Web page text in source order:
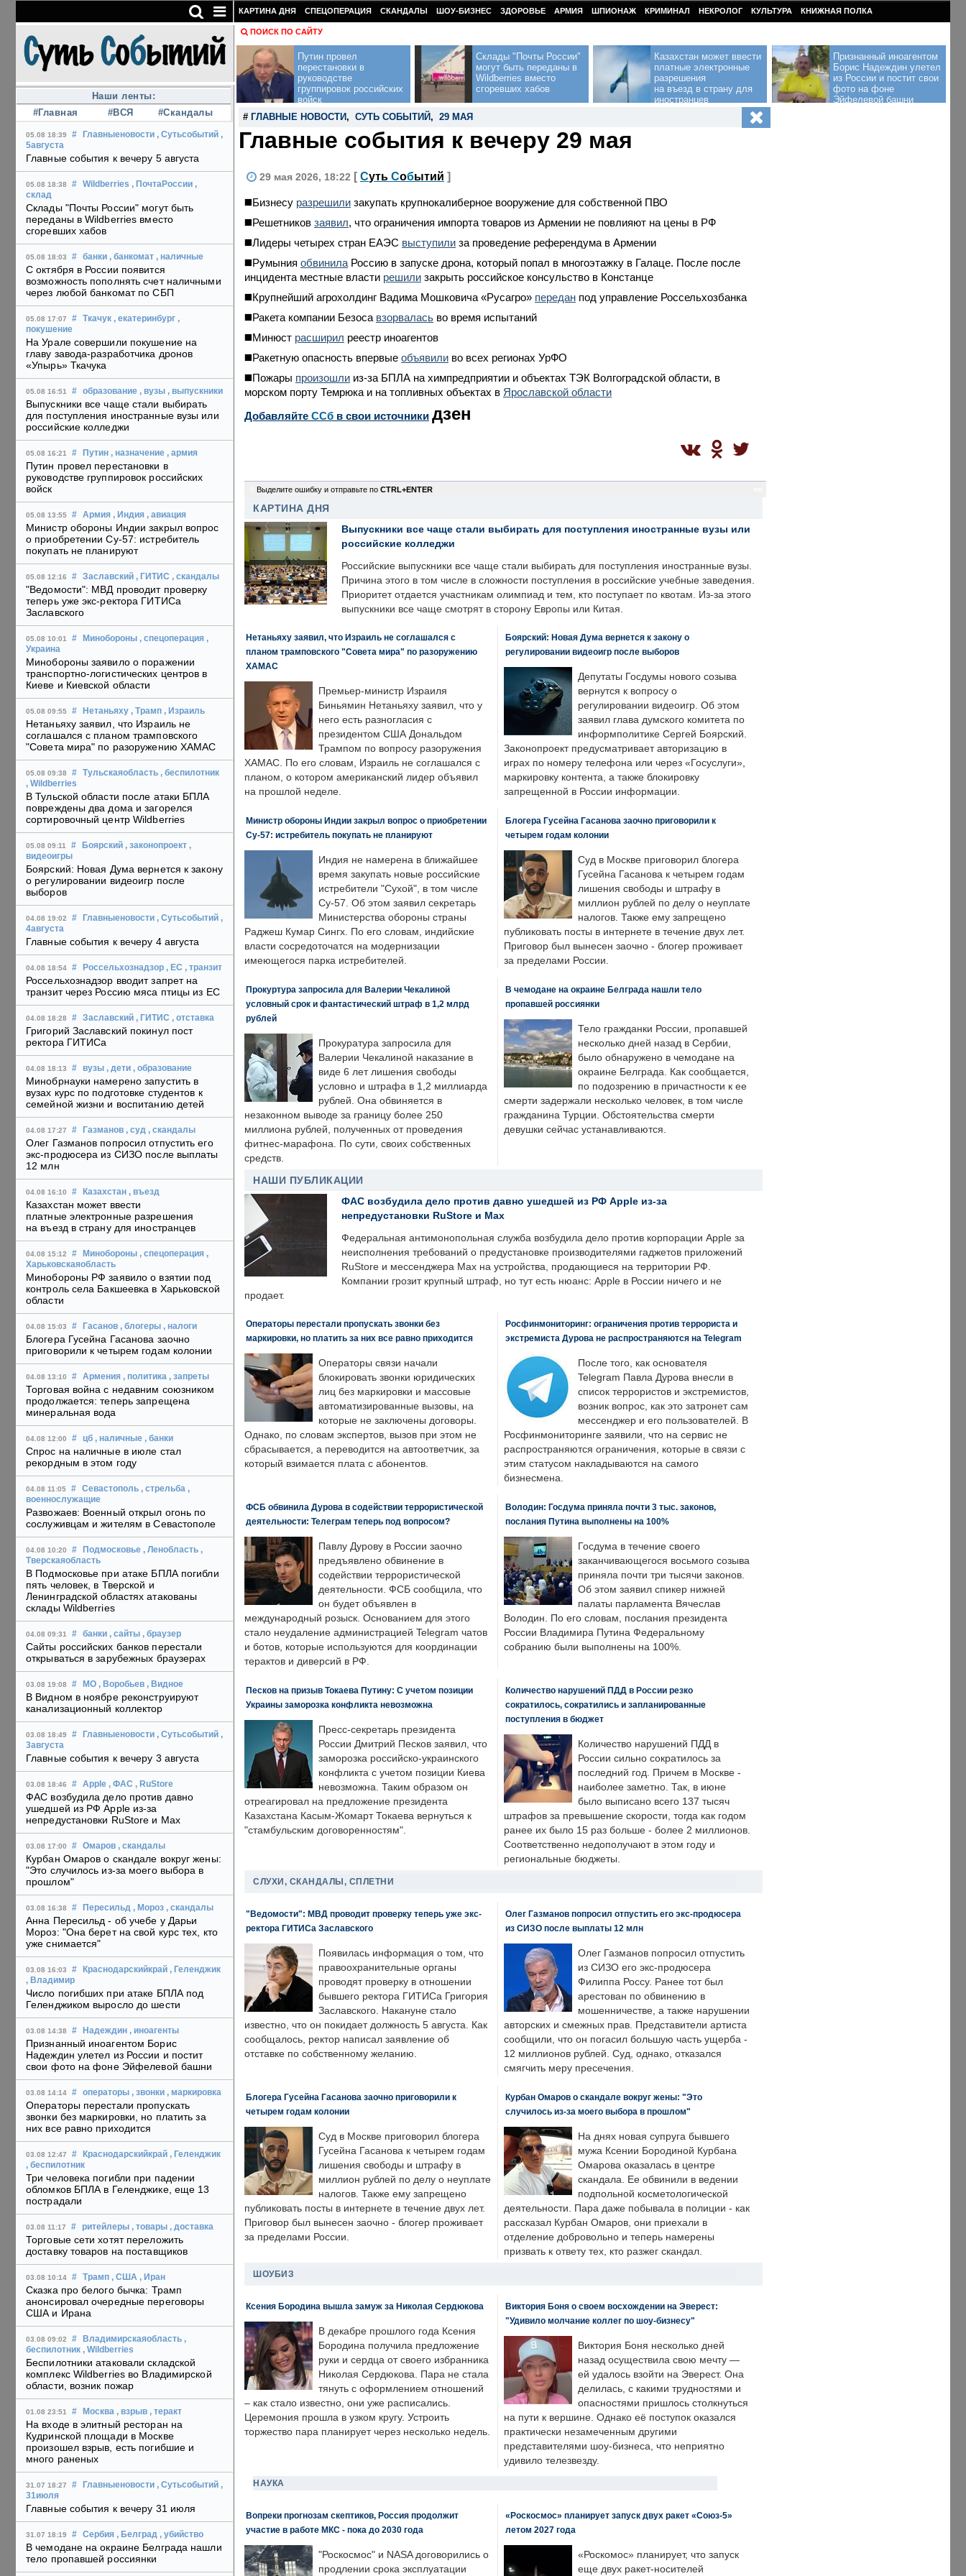
Наши ленты:
#Главная
#ВСЯ #Скандалы
05.08 18:39 # Главныеновости , Сутьсобытий ,
5августа
Главные события к вечеру 5 августа
05.08 18:38 # Wildberries , ПочтаРоссии ,
склад
Склады "Почты России" могут быть
переданы в Wildberries вместо
сгоревших хабов
05.08 18:03 # банки , банкомат , наличные
С октября в России появится
возможность пополнять счет наличными
через любой банкомат по СБП
05.08 17:07 # Ткачук , екатеринбург ,
покушение
На Урале совершили покушение на
главу завода-разработчика дронов
«Упырь» Ткачука
05.08 16:51 # образование , вузы , выпускники
Выпускники все чаще стали выбирать
для поступления иностранные вузы или
российские колледжи
05.08 16:21 # Путин , назначение , армия
Путин провел перестановки в
руководстве группировок российских
войск
05.08 13:55 # Армия , Индия , авиация
Министр обороны Индии закрыл вопрос
о приобретении Су-57: истребитель
покупать не планируют
05.08 12:16 # Заславский , ГИТИС , скандалы
"Ведомости": МВД проводит проверку
теперь уже экс-ректора ГИТИСа
Заславского
05.08 10:01 # Минобороны , спецоперация ,
Украина
Минобороны заявило о поражении
транспортно-логистических центров в
Киеве и Киевской области
05.08 09:55 # Нетаньяху , Трамп , Израиль
Нетаньяху заявил, что Израиль не
соглашался с планом трамповского
"Совета мира" по разоружению ХАМАС
05.08 09:38 # Тульскаяобласть , беспилотник
, Wildberries
В Тульской области после атаки БПЛА
повреждены два дома и загорелся
сортировочный центр Wildberries
05.08 09:11 # Боярский , законопроект ,
видеоигры
Боярский: Новая Дума вернется к закону
о регулировании видеоигр после
выборов
04.08 19:02 # Главныеновости , Сутьсобытий ,
4августа
Главные события к вечеру 4 августа
04.08 18:54 # Россельхознадзор , ЕС , транзит
Россельхознадзор вводит запрет на
транзит через Россию мяса птицы из ЕС
04.08 18:28 # Заславский , ГИТИС , отставка
Григорий Заславский покинул пост
ректора ГИТИСа
04.08 18:13 # вузы , дети , образование
Минобрнауки намерено запустить в
вузах курс по подготовке студентов к
семейной жизни и воспитанию детей
04.08 17:27 # Газманов , суд , скандалы
Олег Газманов попросил отпустить его
экс-продюсера из СИЗО после выплаты
12 млн
04.08 16:10 # Казахстан , въезд
Казахстан может ввести
платные электронные разрешения
на въезд в страну для иностранцев
04.08 15:12 # Минобороны , спецоперация ,
Харьковскаяобласть
Минобороны РФ заявило о взятии под
контроль села Бакшеевка в Харьковской
области
04.08 15:03 # Гасанов , блогеры , налоги
Блогера Гусейна Гасанова заочно
приговорили к четырем годам колонии
04.08 13:10 # Армения , политика , запреты
Торговая война с недавним союзником
продолжается: теперь запрещена
минеральная вода
04.08 12:00 # цб , наличные , банки
Спрос на наличные в июле стал
рекордным в этом году
04.08 11:05 # Севастополь , стрельба ,
военнослужащие
Развожаев: Военный открыл огонь по
сослуживцам и жителям в Севастополе
04.08 10:20 # Подмосковье , Ленобласть ,
Тверскаяобласть
В Подмосковье при атаке БПЛА погибли
пять человек, в Тверской и
Ленинградской областях атакованы
склады Wildberries
04.08 09:31 # банки , сайты , браузер
Сайты российских банков перестали
открываться в зарубежных браузерах
03.08 19:08 # МО , Воробьев , Видное
В Видном в ноябре реконструируют
канализационный коллектор
03.08 18:49 # Главныеновости , Сутьсобытий ,
3августа
Главные события к вечеру 3 августа
03.08 18:46 # Apple , ФАС , RuStore
ФАС возбудила дело против давно
ушедшей из РФ Apple из-за
непредустановки RuStore и Max
03.08 17:00 # Омаров , скандалы
Курбан Омаров о скандале вокруг жены:
"Это случилось из-за моего выбора в
прошлом"
03.08 16:38 # Пересильд , Мороз , скандалы
Анна Пересильд - об учебе у Дарьи
Мороз: "Она берет на свой курс тех, кто
уже снимается"
03.08 16:03 # Краснодарскийкрай , Геленджик
, Владимир
Число погибших при атаке БПЛА под
Геленджиком выросло до шести
03.08 14:38 # Надеждин , иноагенты
Признанный иноагентом Борис
Надеждин улетел из России и постит
свои фото на фоне Эйфелевой башни
03.08 14:14 # операторы , звонки , маркировка
Операторы перестали пропускать
звонки без маркировки, но платить за
них все равно приходится
03.08 12:47 # Краснодарскийкрай , Геленджик
, беспилотник
Три человека погибли при падении
обломков БПЛА в Геленджике, еще 13
пострадали
03.08 11:17 # ритейлеры , товары , доставка
Торговые сети хотят переложить
доставку товаров на поставщиков
03.08 10:14 # Трамп , США , Иран
Сказка про белого бычка: Трамп
анонсировал очередные переговоры
США и Ирана
03.08 09:02 # Владимирскаяобласть ,
беспилотник , Wildberries
Беспилотники атаковали складской
комплекс Wildberries во Владимирской
области, возник пожар
01.08 23:51 # Москва , взрыв , теракт
На входе в элитный ресторан на
Кудринской площади в Москве
произошел взрыв, есть погибшие и
много раненых
31.07 18:27 # Главныеновости , Сутьсобытий ,
31июля
Главные события к вечеру 31 июля
31.07 18:19 # Сербия , Белград , убийство
В чемодане на окраине Белграда нашли
тело пропавшей россиянки
КАРТИНА ДНЯ СПЕЦОПЕРАЦИЯ СКАНДАЛЫ ШОУ-БИЗНЕС ЗДОРОВЬЕ АРМИЯ ШПИОНАЖ КРИМИНАЛ НЕКРОЛОГ КУЛЬТУРА КНИЖНАЯ ПОЛКА
ПОИСК ПО САЙТУ
Путин провел
перестановки в
руководстве
группировок российских
войск
Склады "Почты России"
могут быть переданы в
Wildberries вместо
сгоревших хабов
Казахстан может ввести
платные электронные
разрешения
на въезд в страну для
иностранцев
Признанный иноагентом
Борис Надеждин улетел
из России и постит свои
фото на фоне
Эйфелевой башни
# ГЛАВНЫЕ НОВОСТИ , СУТЬ СОБЫТИЙ , 29 МАЯ
Главные события к вечеру 29 мая
29 мая 2026, 18:22 [ Суть Событий ]
◼️Бизнесу разрешили закупать крупнокалиберное вооружение для собственной ПВО
◼️Решетников заявил, что ограничения импорта товаров из Армении не повлияют на цены в РФ
◼️Лидеры четырех стран ЕАЭС выступили за проведение референдума в Армении
◼️Румыния обвинила Россию в запуске дрона, который попал в многоэтажку в Галаце. После после
инцидента местные власти решили закрыть российское консульство в Констанце
◼️Крупнейший агрохолдинг Вадима Мошковича «Русагро» передан под управление Россельхозбанка
◼️Ракета компании Безоса взорвалась во время испытаний
◼️Минюст расширил реестр иноагентов
◼️Ракетную опасность впервые объявили во всех регионах УрФО
◼️Пожары произошли из-за БПЛА на химпредприятии и объектах ТЭК Волгоградской области, в
морском порту Темрюка и на топливных объектах в Ярославской области
Добавляйте CСб в свои источники дзен
Выделите ошибку и отправьте по CTRL+ENTER
КАРТИНА ДНЯ
Выпускники все чаще стали выбирать для поступления иностранные вузы или
российские колледжи
Российские выпускники все чаще стали выбирать для поступления иностранные вузы.
Причина этого в том числе в сложности поступления в российские учебные заведения.
Приоритет отдается участникам олимпиад и тем, кто поступает по квотам. Из-за этого
выпускники все чаще смотрят в сторону Европы или Китая.
Нетаньяху заявил, что Израиль не соглашался с
планом трамповского "Совета мира" по разоружению
ХАМАС
Премьер-министр Израиля
Биньямин Нетаньяху заявил, что у
него есть разногласия с
президентом США Дональдом
Трампом по вопросу разоружения
ХАМАС. По его словам, Израиль не соглашался с
планом, о котором американский лидер объявил
на прошлой неделе.
Боярский: Новая Дума вернется к закону о
регулировании видеоигр после выборов
Депутаты Госдумы нового созыва
вернутся к вопросу о
регулировании видеоигр. Об этом
заявил глава думского комитета по
информполитике Сергей Боярский.
Законопроект предусматривает авторизацию в
играх по номеру телефона или через «Госуслуги»,
маркировку контента, а также блокировку
запрещенной в России информации.
Министр обороны Индии закрыл вопрос о приобретении
Су-57: истребитель покупать не планируют
Индия не намерена в ближайшее
время закупать новые российские
истребители "Сухой", в том числе
Су-57. Об этом заявил секретарь
Министерства обороны страны
Раджеш Кумар Сингх. По его словам, индийские
власти сосредоточатся на модернизации
имеющегося парка истребителей.
Блогера Гусейна Гасанова заочно приговорили к
четырем годам колонии
Суд в Москве приговорил блогера
Гусейна Гасанова к четырем годам
лишения свободы и штрафу в
миллион рублей по делу о неуплате
налогов. Также ему запрещено
публиковать посты в интернете в течение двух лет.
Приговор был вынесен заочно - блогер проживает
за пределами России.
Прокуртура запросила для Валерии Чекалиной
условный срок и фантастический штраф в 1,2 млрд
рублей
Прокуратура запросила для
Валерии Чекалиной наказание в
виде 6 лет лишения свободы
условно и штрафа в 1,2 миллиарда
рублей. Она обвиняется в
незаконном выводе за границу более 250
миллиона рублей, полученных от проведения
фитнес-марафона. По сути, своих собственных
средств.
В чемодане на окраине Белграда нашли тело
пропавшей россиянки
Тело гражданки России, пропавшей
несколько дней назад в Сербии,
было обнаружено в чемодане на
окраине Белграда. Как сообщается,
по подозрению в причастности к ее
смерти задержали несколько человек, в том числе
гражданина Турции. Обстоятельства смерти
девушки сейчас устанавливаются.
НАШИ ПУБЛИКАЦИИ
ФАС возбудила дело против давно ушедшей из РФ Apple из-за
непредустановки RuStore и Max
Федеральная антимонопольная служба возбудила дело против корпорации Apple за
неисполнения требований о предустановке производителями гаджетов приложений
RuStore и мессенджера Max на устройства, продающиеся на территории РФ.
Компании грозит крупный штраф, но тут есть нюанс: Apple в России ничего и не
продает.
Операторы перестали пропускать звонки без
маркировки, но платить за них все равно приходится
Операторы связи начали
блокировать звонки юридических
лиц без маркировки и массовые
автоматизированные вызовы, на
которые не заключены договоры.
Однако, по словам экспертов, вызов при этом не
сбрасывается, а переводится на автоответчик, за
который взимается плата с абонентов.
Росфинмониторинг: ограничения против террориста и
экстремиста Дурова не распространяются на Telegram
После того, как основателя
Telegram Павла Дурова внесли в
список террористов и экстремистов,
возник вопрос, как это затронет сам
мессенджер и его пользователей. В
Росфинмониторинге заявили, что на сервис не
распространяются ограничения, которые в связи с
этим статусом накладываются на самого
бизнесмена.
ФСБ обвинила Дурова в содействии террористической
деятельности: Телеграм теперь под вопросом?
Павлу Дурову в России заочно
предъявлено обвинение в
содействии террористической
деятельности. ФСБ сообщила, что
он будет объявлен в
международный розыск. Основанием для этого
стало неудаление администрацией Telegram чатов
и ботов, которые используются для координации
терактов и диверсий в РФ.
Володин: Госдума приняла почти 3 тыс. законов,
послания Путина выполнены на 100%
Госдума в течение своего
заканчивающегося восьмого созыва
приняла почти три тысячи законов.
Об этом заявил спикер нижней
палаты парламента Вячеслав
Володин. По его словам, послания президента
России Владимира Путина Федеральному
собранию были выполнены на 100%.
Песков на призыв Токаева Путину: С учетом позиции
Украины заморозка конфликта невозможна
Пресс-секретарь президента
России Дмитрий Песков заявил, что
заморозка российско-украинского
конфликта с учетом позиции Киева
невозможна. Таким образом он
отреагировал на предложение президента
Казахстана Касым-Жомарт Токаева вернуться к
"стамбульским договоренностям".
Количество нарушений ПДД в России резко
сократилось, сократились и запланированные
поступления в бюджет
Количество нарушений ПДД в
России сильно сократилось за
последний год. Причем в Москве -
наиболее заметно. Так, в июне
было выписано всего 137 тысяч
штрафов за превышение скорости, тогда как годом
ранее их было 15 раз больше - более 2 миллионов.
Соответственно недополучают в этом году и
региональные бюджеты.
СЛУХИ, СКАНДАЛЫ, СПЛЕТНИ
"Ведомости": МВД проводит проверку теперь уже экс-
ректора ГИТИСа Заславского
Появилась информация о том, что
правоохранительные органы
проводят проверку в отношении
бывшего ректора ГИТИСа Григория
Заславского. Накануне стало
известно, что он покидает должность 5 августа. Как
сообщалось, ректор написал заявление об
отставке по собственному желанию.
Олег Газманов попросил отпустить его экс-продюсера
из СИЗО после выплаты 12 млн
Олег Газманов попросил отпустить
из СИЗО его экс-продюсера
Филиппа Россу. Ранее тот был
арестован по обвинению в
мошенничестве, а также нарушении
авторских и смежных прав. Представители артиста
сообщили, что он погасил большую часть ущерба -
12 миллионов рублей. Суд, однако, отказался
смягчить меру пресечения.
Блогера Гусейна Гасанова заочно приговорили к
четырем годам колонии
Суд в Москве приговорил блогера
Гусейна Гасанова к четырем годам
лишения свободы и штрафу в
миллион рублей по делу о неуплате
налогов. Также ему запрещено
публиковать посты в интернете в течение двух лет.
Приговор был вынесен заочно - блогер проживает
за пределами России.
Курбан Омаров о скандале вокруг жены: "Это
случилось из-за моего выбора в прошлом"
На днях новая супруга бывшего
мужа Ксении Бородиной Курбана
Омарова оказалась в центре
скандала. Ее обвинили в ведении
подпольной косметологической
деятельности. Пара даже побывала в полиции - как
рассказал Курбан Омаров, они приехали в
отделение добровольно и теперь намерены
призвать к ответу тех, кто разжег скандал.
ШОУБИЗ
Ксения Бородина вышла замуж за Николая Сердюкова
В декабре прошлого года Ксения
Бородина получила предложение
руки и сердца от своего избранника
Николая Сердюкова. Пара не стала
тянуть с оформлением отношений
– как стало известно, они уже расписались.
Церемония прошла в узком кругу. Устроить
торжество пара планирует через несколько недель.
Виктория Боня о своем восхождении на Эверест:
"Удивило молчание коллег по шоу-бизнесу"
Виктория Боня несколько дней
назад осуществила свою мечту —
ей удалось взойти на Эверест. Она
делилась, с какими трудностями и
опасностями пришлось столкнуться
на пути к вершине. Однако её поступок оказался
практически незамеченным другими
представителями шоу-бизнеса, что неприятно
удивило телезвезду.
НАУКА
Вопреки прогнозам скептиков, Россия продолжит
участие в работе МКС - пока до 2030 года
"Роскосмос" и NASA договорились о
продлении срока эксплуатации
«Роскосмос» планирует запуск двух ракет «Союз-5»
летом 2027 года
«Роскомос» планирует, что запуск
еще двух ракет-носителей